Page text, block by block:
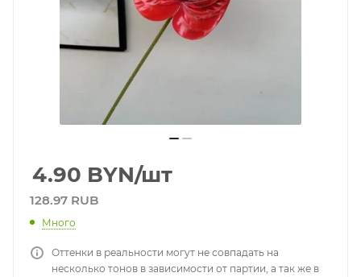
4.90 BYN/шт
128.97 RUB
Много
Оттенки в реальности могут не совпадать на
несколько тонов в зависимости от партии, а так же в